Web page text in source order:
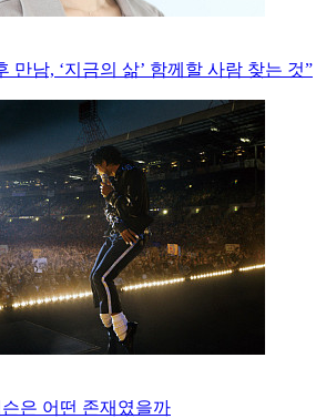
만남, ‘지금의 삶’ 함께할 사람 찾는 것”
은 어떤 존재였을까